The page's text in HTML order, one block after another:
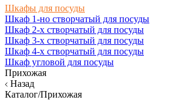
Шкафы для посуды
Шкаф 1-но створчатый для посуды
Шкаф 2-х створчатый для посуды
Шкаф 3-х створчатый для посуды
Шкаф 4-х створчатый для посуды
Шкаф угловой для посуды
Прихожая
Назад
Каталог/Прихожая